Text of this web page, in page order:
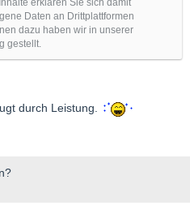
erklären Sie sich damit
Daten an Drittplattformen
dazu haben wir in unserer
gestellt.
durch Leistung.